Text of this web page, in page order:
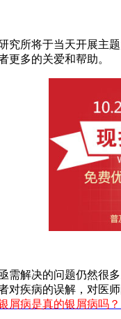
究所将于当天开展
更多的关爱和帮助。
解决的问题仍然很
疾病的误解，对医
屑病是真的银屑病吗